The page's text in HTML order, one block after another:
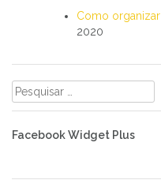
Como
2020
Pesquisar
por:
Facebook Widget Plus